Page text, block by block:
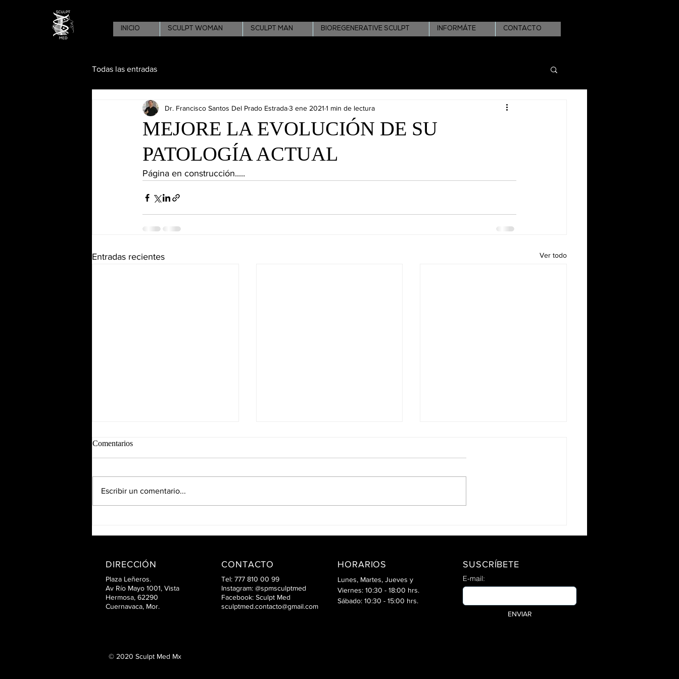
INICIO SCULPT WOMAN SCULPT MAN BIOREGENERATIVE SCULPT INFORMÁTE CONTACTO
Todas las entradas
MEJORE LA EVOLUCIÓN DE SU
PATOLOGÍA ACTUAL
Dr. Francisco Santos Del Prado Estrada3 ene 2021 1 min de lectura
Página en construcción.....
Entradas recientes Ver todo
NEOAGING SKIN
Comentarios
Escribir un comentario...
DIRECCIÓN
Plaza Leñeros.
Av Río Mayo 1001, Vista
Hermosa, 62290
Cuernavaca, Mor.
CONTACTO
Tel: 777 810 00 99
Instagram: @spmsculptmed
Facebook: Sculpt Med
sculptmed.contacto@gmail.com
HORARIOS
Lunes, Martes, Jueves y
Viernes: 10:30 - 18:00 hrs.
Sábado: 10:30 - 15:00 hrs.
SUSCRÍBETE
E-mail:
ENVIAR
© 2020 Sculpt Med Mx